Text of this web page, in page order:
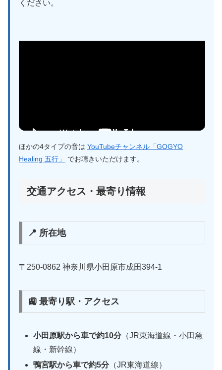
ください。
ほかの4タイプの音は YouTubeチャンネル「GOGYO
Healing 五行」
でお聴きいただけます。
交通アクセス・最寄り情報
📍 所在地
〒250-0862 神奈川県小田原市成田394-1
🚉 最寄り駅・アクセス
小田原駅から車で約10分（JR東海道線・小田急
線・新幹線）
鴨宮駅から車で約5分（JR東海道線）